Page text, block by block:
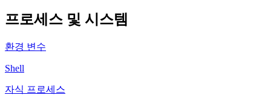
프로세스 및 시스템
환경 변수
Shell
자식 프로세스